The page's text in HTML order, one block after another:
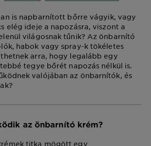
is napbarnított bőrre vágyik, vagy
elég ideje a napozásra, viszont a
világosnak tűnik? Az önbarnító
habok vagy spray-k tökéletes
arra, hogy legalább egy
tegye bőrét napozás nélkül is.
valójában az önbarnítók, és
az önbarnító krém?
titka mögött egy